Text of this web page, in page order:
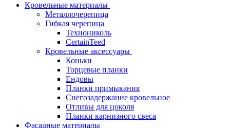
Кровельные материалы
Металлочерепица
Гибкая черепица
Технониколь
CertainTeed
Кровельные аксессуары
Коньки
Торцевые планки
Ендовы
Планки примыкания
Снегозадержание кровельное
Отливы для цоколя
Планки карнизного свеса
Фасадные материалы